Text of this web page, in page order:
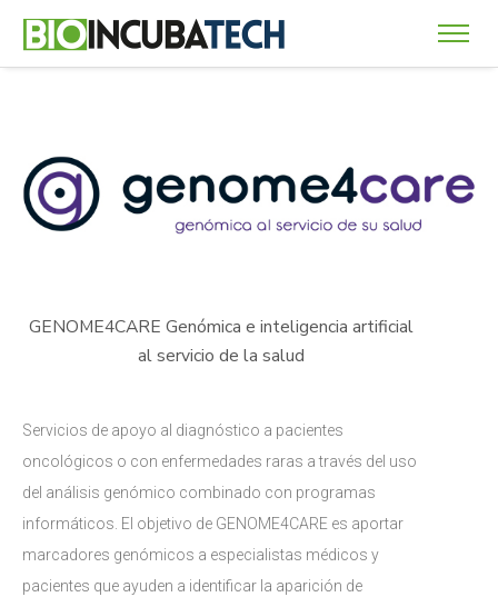
GENOME4CARE Genómica e inteligencia artificial
al servicio de la salud
Servicios de apoyo al diagnóstico a pacientes
oncológicos o con enfermedades raras a través del uso
del análisis genómico combinado con programas
informáticos. El objetivo de GENOME4CARE es aportar
marcadores genómicos a especialistas médicos y
pacientes que ayuden a identificar la aparición de